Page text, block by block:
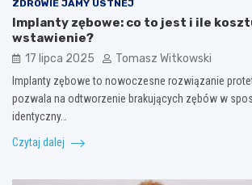
ZDROWIE JAMY USTNEJ
Implanty zębowe: co to jest i ile
wstawienie?
17 lipca 2025 Tomasz Witkowski
Implanty zębowe to nowoczesne rozwiązanie
pozwala na odtworzenie brakujących zębów w
identyczny…
Czytaj dalej